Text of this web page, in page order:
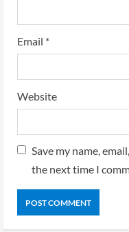
Email *
Website
Save my name,
the next time I